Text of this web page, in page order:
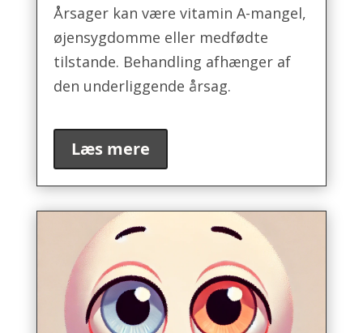
Årsager kan være vitamin A-mangel,
øjensygdomme eller medfødte
tilstande. Behandling afhænger af
den underliggende årsag.
Læs mere